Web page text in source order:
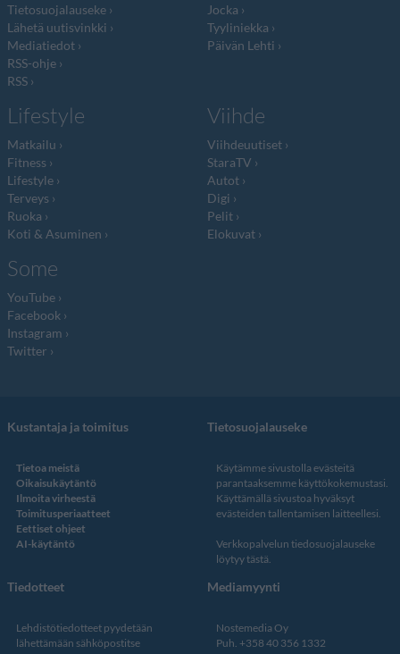
Tietosuojalauseke
Lähetä uutisvinkki
Mediatiedot
RSS-ohje
RSS
Jocka
Tyyliniekka
Päivän Lehti
Lifestyle
Matkailu
Fitness
Lifestyle
Terveys
Ruoka
Koti & Asuminen
Viihde
Viihdeuutiset
StaraTV
Autot
Digi
Pelit
Elokuvat
Some
YouTube
Facebook
Instagram
Twitter
Kustantaja ja toimitus
Tietoa meistä
Oikaisukäytäntö
Ilmoita virheestä
Toimitusperiaatteet
Eettiset ohjeet
AI-käytäntö
Tietosuojalauseke
Käytämme sivustolla evästeitä
parantaaksemme käyttökokemustasi.
Käyttämällä sivustoa hyväksyt
evästeiden tallentamisen laitteellesi.
Verkkopalvelun tiedosuojalauseke
löytyy tästä
Tiedotteet
Lehdistötiedotteet pyydetään
lähettämään sähköpostitse
Mediamyynti
Nostemedia Oy
Puh. +358 40 356 1332